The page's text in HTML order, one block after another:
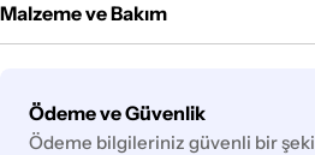
Malzeme ve Bakım
Ödeme ve Güvenlik
Ödeme
yöntemleri
Ödeme bilgileriniz güvenli bir